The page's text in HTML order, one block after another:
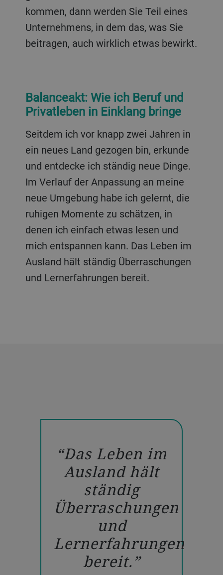
kommen, dann werden Sie Teil eines
Unternehmens, in dem das, was Sie
beitragen, auch wirklich etwas bewirkt.
Balanceakt: Wie ich Beruf und
Privatleben in Einklang bringe
Seitdem ich vor knapp zwei Jahren in
ein neues Land gezogen bin, erkunde
und entdecke ich ständig neue Dinge.
Im Verlauf der Anpassung an meine
neue Umgebung habe ich gelernt, die
ruhigen Momente zu schätzen, in
denen ich einfach etwas lesen und
mich entspannen kann. Das Leben im
Ausland hält ständig Überraschungen
und Lernerfahrungen bereit.
Das Leben im
Ausland hält
ständig
Überraschungen
und
Lernerfahrungen
bereit.